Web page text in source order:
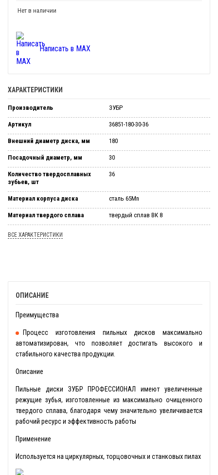
Нет в наличии
Написать в MAX
ХАРАКТЕРИСТИКИ
Производитель ЗУБР
Артикул 36851-180-30-36
Внешний диаметр диска, мм 180
Посадочный диаметр, мм 30
Количество твердосплавных
зубьев, шт
36
Материал корпуса диска сталь 65Mn
Материал твердого сплава твердый сплав ВК 8
ВСЕ ХАРАКТЕРИСТИКИ
ОПИСАНИЕ
Преимущества
Процесс изготовления пильных дисков максимально
автоматизирован, что позволяет достигать высокого и
стабильного качества продукции.
Описание
Пильные диски ЗУБР ПРОФЕССИОНАЛ имеют увеличенные
режущие зубья, изготовленные из максимально очищенного
твердого сплава, благодаря чему значительно увеличивается
рабочий ресурс и эффективность работы
Применение
Используется на циркулярных, торцовочных и станковых пилах